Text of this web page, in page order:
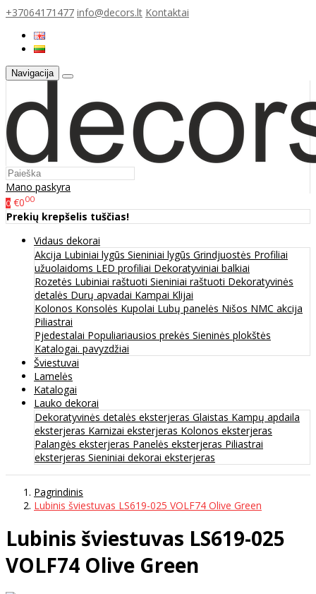
+37064171477 info@decors.lt Kontaktai
Navigacija
Mano paskyra
0 €000
Prekių krepšelis tuščias!
Vidaus dekorai
Akcija Lubiniai lygūs Sieniniai lygūs Grindjuostės Profiliai
užuolaidoms LED profiliai Dekoratyviniai balkiai
Rozetės Lubiniai raštuoti Sieniniai raštuoti Dekoratyvinės
detalės Durų apvadai Kampai Klijai
Kolonos Konsolės Kupolai Lubų panelės Nišos NMC akcija
Piliastrai
Pjedestalai Populiariausios prekės Sieninės plokštės
Katalogai. pavyzdžiai
Šviestuvai
Lamelės
Katalogai
Lauko dekorai
Dekoratyvinės detalės eksterjeras Glaistas Kampų apdaila
eksterjeras Karnizai eksterjeras Kolonos eksterjeras
Palangės eksterjeras Panelės eksterjeras Piliastrai
eksterjeras Sieniniai dekorai eksterjeras
Pagrindinis
Lubinis šviestuvas LS619-025 VOLF74 Olive Green
Lubinis šviestuvas LS619-025
VOLF74 Olive Green